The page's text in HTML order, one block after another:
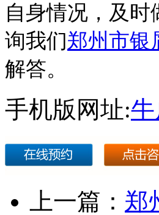
自身情况，及
询我们郑州市银
解答。
手机版网址:
上一篇： 郑